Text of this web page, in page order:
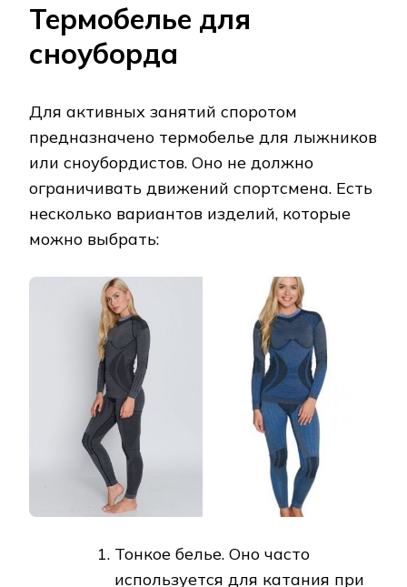
Термобелье для
сноуборда
Для активных занятий споротом
предназначено термобелье для лыжников
или сноубордистов. Оно не должно
ограничивать движений спортсмена. Есть
несколько вариантов изделий, которые
можно выбрать:
Тонкое белье. Оно часто
используется для катания при